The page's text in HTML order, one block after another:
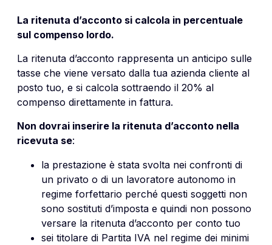
La ritenuta d’acconto si calcola in percentuale
sul compenso lordo.
La ritenuta d’acconto rappresenta un anticipo sulle
tasse che viene versato dalla tua azienda cliente al
posto tuo, e si calcola sottraendo il 20% al
compenso direttamente in fattura.
Non dovrai inserire la ritenuta d’acconto nella
ricevuta se:
la prestazione è stata svolta nei confronti di
un privato o di un lavoratore autonomo in
regime forfettario perché questi soggetti non
sono sostituti d’imposta e quindi non possono
versare la ritenuta d’acconto per conto tuo
sei titolare di Partita IVA nel regime dei minimi